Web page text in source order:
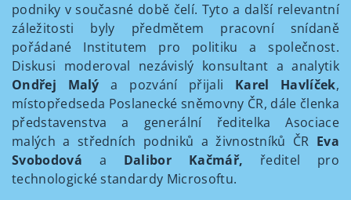
podniky v současné době čelí. Tyto a další relevantní
záležitosti byly předmětem pracovní snídaně
pořádané Institutem pro politiku a společnost.
Diskusi moderoval nezávislý konsultant a analytik
Ondřej Malý a pozvání přijali Karel Havlíček,
místopředseda Poslanecké sněmovny ČR, dále členka
představenstva a generální ředitelka Asociace
malých a středních podniků a živnostníků ČR Eva
Svobodová a Dalibor Kačmář, ředitel pro
technologické standardy Microsoftu.